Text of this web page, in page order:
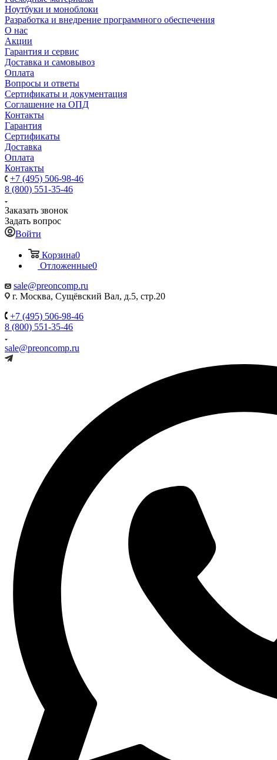
Ноутбуки и моноблоки
Разработка и внедрение программного обеспечения
О нас
Акции
Гарантия и сервис
Доставка и самовывоз
Оплата
Вопросы и ответы
Сертификаты и документация
Соглашение на ОПД
Контакты
Гарантия
Сертификаты
Доставка
Оплата
Контакты
+7 (495) 506-98-46
8 (800) 551-35-46
Заказать звонок
Задать вопрос
Войти
Корзина0
Отложенные0
sale@preoncomp.ru
г. Москва, Сущёвский Вал, д.5, стр.20
+7 (495) 506-98-46
8 (800) 551-35-46
sale@preoncomp.ru